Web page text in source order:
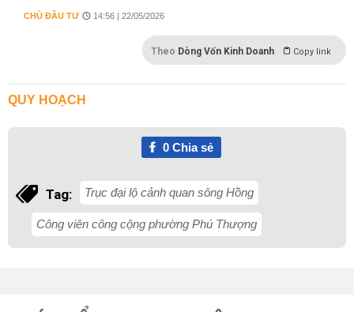
CHỦ ĐẦU TƯ 14:56 | 22/05/2026
Theo Dòng Vốn Kinh Doanh Copy link
QUY HOẠCH
0Chia sẻ
Tag: Trục đại lộ cảnh quan sông Hồng
Công viên công cộng phường Phú Thượng